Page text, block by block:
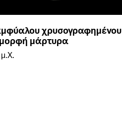
χρυσογραφημένου
μάρτυρα